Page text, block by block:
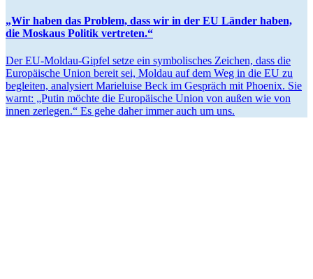
„Wir haben das Problem, dass wir in der EU Länder haben,
die Moskaus Politik vertreten.“
Der EU-Moldau-Gipfel setze ein symbo­li­sches Zeichen, dass die
Europäische Union bereit sei, Moldau auf dem Weg in die EU zu
begleiten, analy­siert Marie­luise Beck im Gespräch mit Phoenix. Sie
warnt: „Putin möchte die Europäische Union von außen wie von
innen zerlegen.“ Es gehe daher immer auch um uns.